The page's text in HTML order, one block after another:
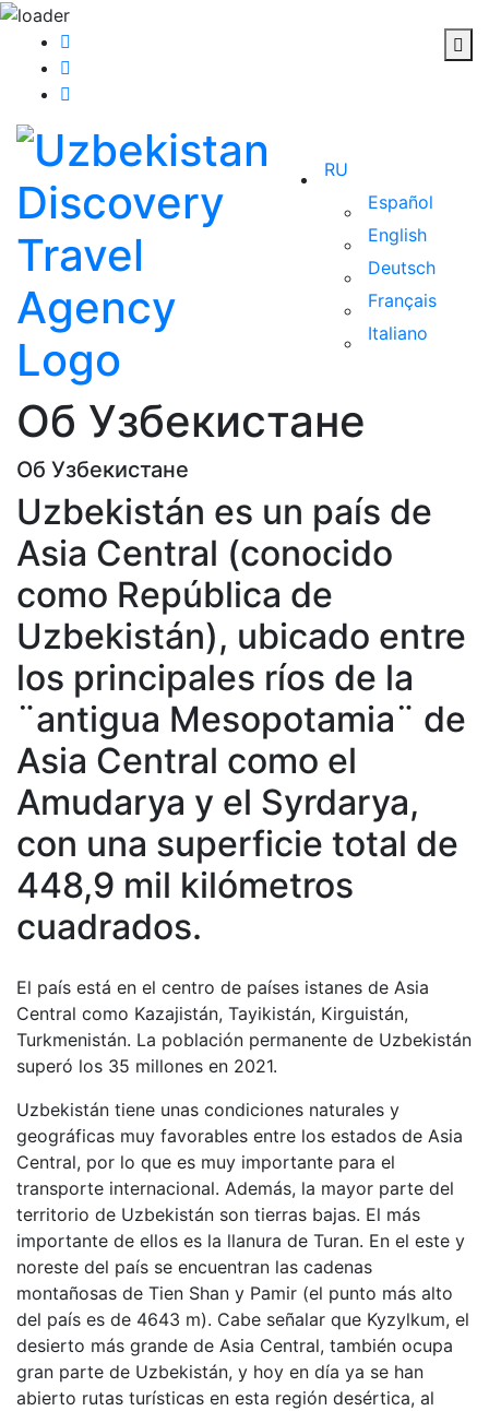
RU
Español
English
Deutsch
Français
Italiano
Об Узбекистане
Об Узбекистане
Uzbekistán es un país de
Asia Central (conocido
como República de
Uzbekistán), ubicado entre
los principales ríos de la
¨antigua Mesopotamia¨ de
Asia Central como el
Amudarya y el Syrdarya,
con una superficie total de
448,9 mil kilómetros
cuadrados.
El país está en el centro de países istanes de Asia
Central como Kazajistán, Tayikistán, Kirguistán,
Turkmenistán. La población permanente de Uzbekistán
superó los 35 millones en 2021.
Uzbekistán tiene unas condiciones naturales y
geográficas muy favorables entre los estados de Asia
Central, por lo que es muy importante para el
transporte internacional. Además, la mayor parte del
territorio de Uzbekistán son tierras bajas. El más
importante de ellos es la llanura de Turan. En el este y
noreste del país se encuentran las cadenas
montañosas de Tien Shan y Pamir (el punto más alto
del país es de 4643 m). Cabe señalar que Kyzylkum, el
desierto más grande de Asia Central, también ocupa
gran parte de Uzbekistán, y hoy en día ya se han
abierto rutas turísticas en esta región desértica, al